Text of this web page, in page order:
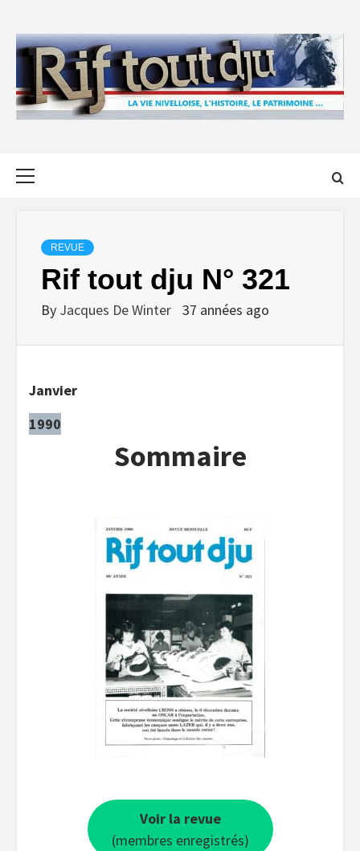
content
REVUE
Rif tout dju N° 321
By Jacques De Winter 37 années ago
Janvier
1990
Sommaire
Voir la revue
(membres enregistrés)